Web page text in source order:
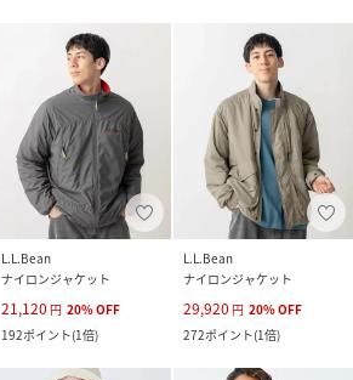
L.L.Bean
ナイロンジャケット
21,120 円 20%OFF
192ポイント(1倍)
L.L.Bean
ナイロンジャケット
29,920 円 20%OFF
272ポイント(1倍)